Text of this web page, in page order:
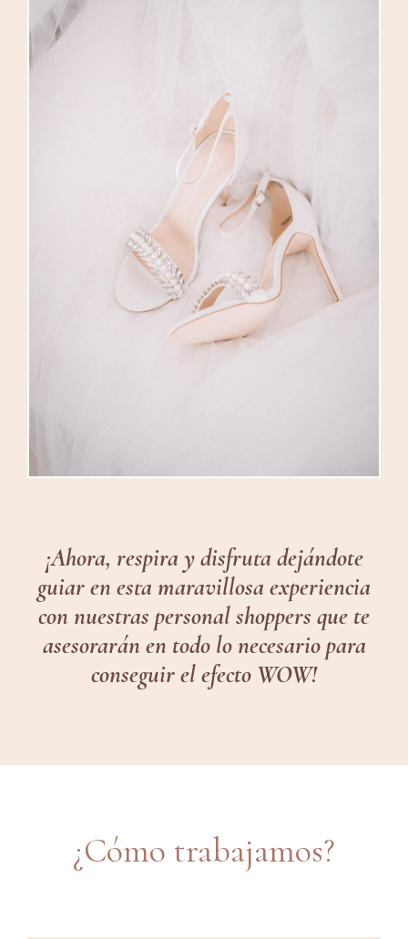
¡Ahora, respira y disfruta dejándote
guiar en esta maravillosa experiencia
con nuestras personal shoppers que te
asesorarán en todo lo necesario para
conseguir el efecto WOW!
¿Cómo trabajamos?